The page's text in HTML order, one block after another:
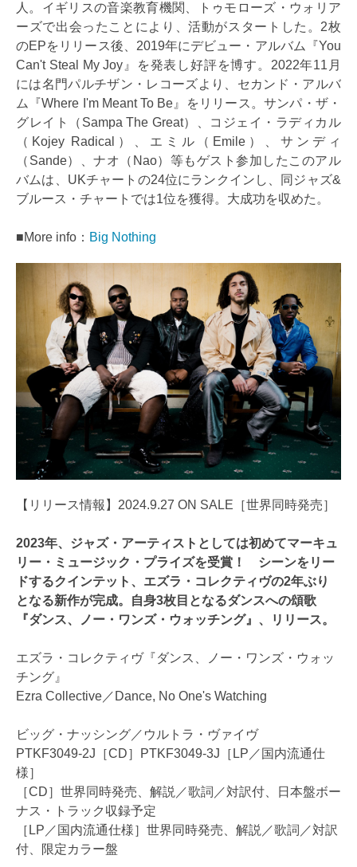
人。イギリスの音楽教育機関、トゥモローズ・ウォリア
ーズで出会ったことにより、活動がスタートした。2枚
のEPをリリース後、2019年にデビュー・アルバム『You
Can't Steal My Joy』を発表し好評を博す。2022年11月
には名門パルチザン・レコーズより、セカンド・アルバ
ム『Where I'm Meant To Be』をリリース。サンパ・ザ・
グレイト（Sampa The Great）、コジェイ・ラディカル
（Kojey Radical）、エミル（Emile）、サンディ
（Sande）、ナオ（Nao）等もゲスト参加したこのアル
バムは、UKチャートの24位にランクインし、同ジャズ&
ブルース・チャートでは1位を獲得。大成功を収めた。
■More info： Big Nothing
【リリース情報】2024.9.27 ON SALE［世界同時発売］
2023年、ジャズ・アーティストとしては初めてマーキュ
リー・ミュージック・プライズを受賞！ シーンをリー
ドするクインテット、エズラ・コレクティヴの2年ぶり
となる新作が完成。自身3枚目となるダンスへの頌歌
『ダンス、ノー・ワンズ・ウォッチング』、リリース。
エズラ・コレクティヴ『ダンス、ノー・ワンズ・ウォッ
チング』
Ezra Collective／Dance, No One's Watching
ビッグ・ナッシング／ウルトラ・ヴァイヴ
PTKF3049-2J［CD］PTKF3049-3J［LP／国内流通仕
様］
［CD］世界同時発売、解説／歌詞／対訳付、日本盤ボー
ナス・トラック収録予定
［LP／国内流通仕様］世界同時発売、解説／歌詞／対訳
付、限定カラー盤